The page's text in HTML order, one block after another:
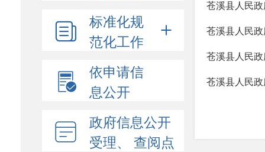
标准化规
范化工作
依申请信
息公开
政府信息公开
受理、 查阅点
苍溪县人民
苍溪县人民
苍溪县人民
苍溪县人民